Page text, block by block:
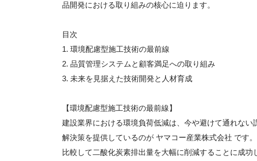
品開発における取り組みの核心に迫ります。
目次
1. 環境配慮型施工技術の最前線
2. 品質管理システムと顧客満足への取り組み
3. 未来を見据えた技術開発と人材育成
【環境配慮型施工技術の最前線】
建設業界における環境負荷低減は、今や避けて通れな
解決策を提供しているのが ヤマコー産業株式会社 です
比較して二酸化炭素排出量を大幅に削減することに成